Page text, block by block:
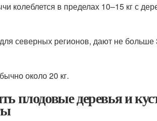
колеблется в пределах 10–15 кг с
северных регионов, дают не больше
около 20 кг.
плодовые деревья и